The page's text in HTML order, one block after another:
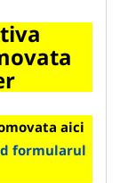
aici
formularul